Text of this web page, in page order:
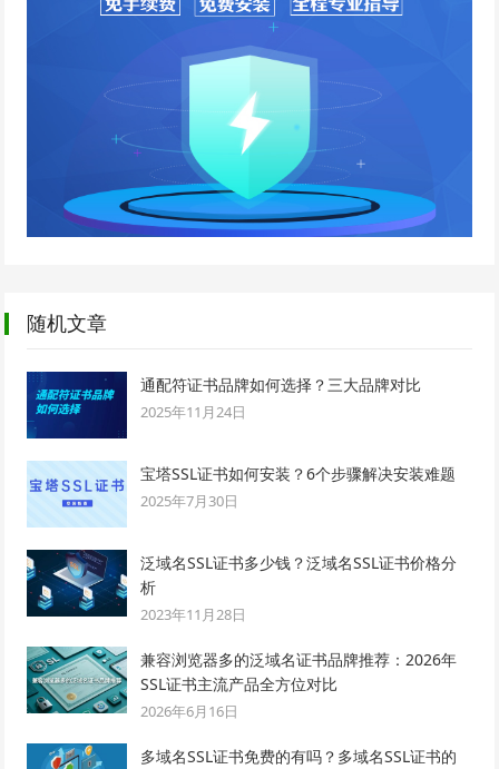
随机文章
通配符证书品牌如何选择？三大品牌对比
2025年11月24日
宝塔SSL证书如何安装？6个步骤解决安装难题
2025年7月30日
泛域名SSL证书多少钱？泛域名SSL证书价格分
析
2023年11月28日
兼容浏览器多的泛域名证书品牌推荐：2026年
SSL证书主流产品全方位对比
2026年6月16日
多域名SSL证书免费的有吗？多域名SSL证书的